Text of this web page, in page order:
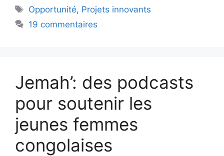
Opportunité, Projets innovants
19 commentaires
Jemah’: des podcasts
pour soutenir les
jeunes femmes
congolaises